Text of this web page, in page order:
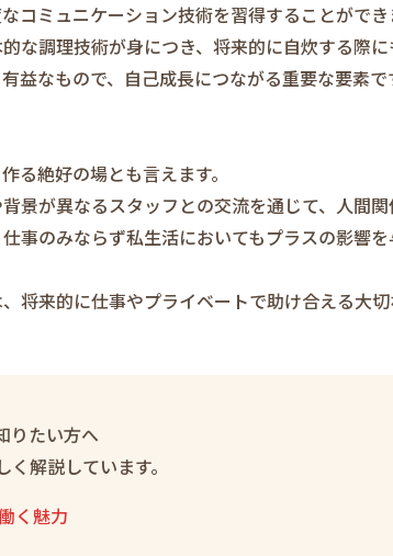
コミュニケーション技術を習得することができ
な調理技術が身につき、将来的に自炊する際
益なもので、自己成長につながる重要な要素で
る絶好の場とも言えます。
景が異なるスタッフとの交流を通じて、人間
事のみならず私生活においてもプラスの影響
将来的に仕事やプライベートで助け合える大
りたい方へ
解説しています。
く魅力